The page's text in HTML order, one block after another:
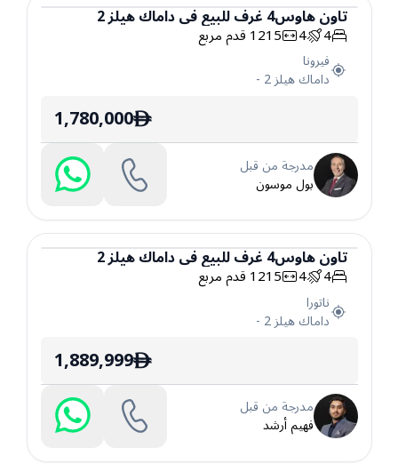
تاون هاوس
تاون هاوس4غرفللبيعفيداماك هيلز 2
4
4
1215قدم مربع
فيرونا
داماك هيلز 2 -
ê
1,780,000
مدرجة من قبل
بول موسون
تاون هاوس
تاون هاوس4غرفللبيعفيداماك هيلز 2
4
4
1215قدم مربع
ناتورا
داماك هيلز 2 -
ê
1,889,999
مدرجة من قبل
فهيم أرشد